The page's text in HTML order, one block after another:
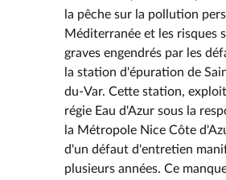
la pêche sur la pollution
Méditerranée et les risques
graves engendrés par les
la station d'épuration de
du-Var. Cette station,
régie Eau d'Azur sous la
la Métropole Nice Côte
d'un défaut d'entretien
plusieurs années. Ce